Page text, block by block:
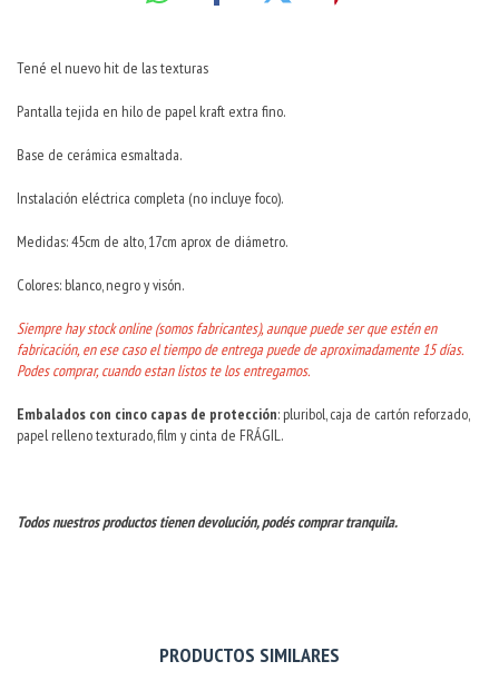
Tené el nuevo hit de las texturas
Pantalla tejida en hilo de papel kraft extra fino.
Base de cerámica esmaltada.
Instalación eléctrica completa (no incluye foco).
Medidas: 45cm de alto, 17cm aprox de diámetro.
Colores: blanco, negro y visón.
Siempre hay stock online (somos fabricantes), aunque puede ser que estén en
fabricación, en ese caso el tiempo de entrega puede de aproximadamente 15 días.
Podes comprar, cuando estan listos te los entregamos.
Embalados con cinco capas de protección: pluribol, caja de cartón reforzado,
papel relleno texturado, film y cinta de FRÁGIL.
Todos nuestros productos tienen devolución, podés comprar tranquila.
PRODUCTOS SIMILARES